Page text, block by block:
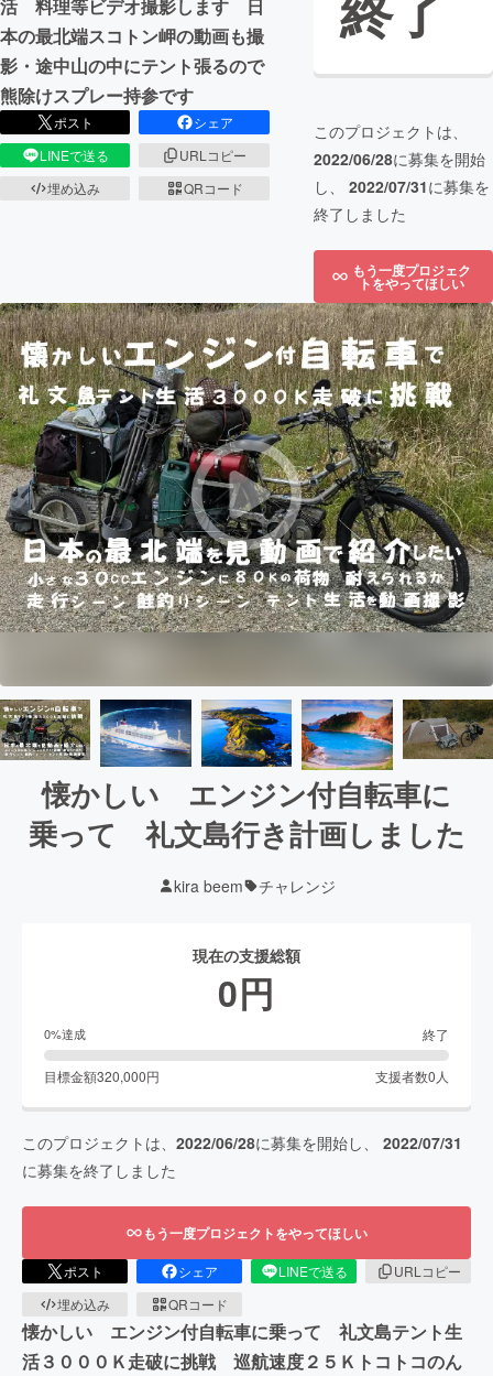
活 料理等ビデオ撮影します 日
本の最北端スコトン岬の動画も撮
影・途中山の中にテント張るので
熊除けスプレー持参です
ポスト
シェア
LINEで送る
URLコピー
埋め込み
QRコード
このプロジェクトは、
2022/06/28に募集を開始
し、 2022/07/31に募集を
終了しました
もう一度プロジェク
トをやってほしい
懐かしい エンジン付自転車に
乗って 礼文島行き計画しました
kira beem チャレンジ
現在の支援総額
0円
0%達成 終了
目標金額320,000円 支援者数0 人
このプロジェクトは、 2022/06/28に募集を開始し、 2022/07/31
に募集を終了しました
もう一度プロジェクトをやってほしい
ポスト シェア LINEで送る
URLコピー
埋め込み
QRコード
懐かしい エンジン付自転車に乗って 礼文島テント生
活３０００Ｋ走破に挑戦 巡航速度２５Ｋトコトコのん